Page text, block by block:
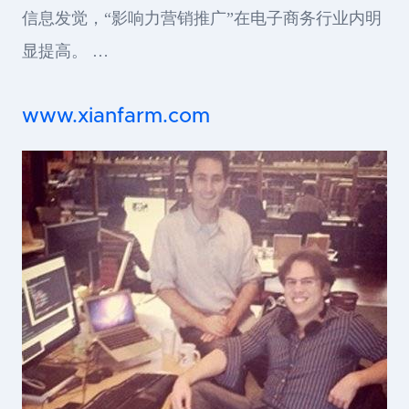
信息发觉，“影响力营销推广”在电子商务行业内明
显提高。 …
www.xianfarm.com